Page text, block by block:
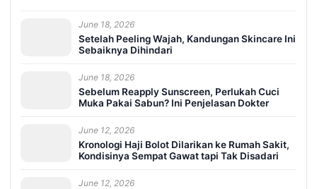
June 18, 2026
Setelah Peeling Wajah, Kandungan Skincare Ini
Sebaiknya Dihindari
June 18, 2026
Sebelum Reapply Sunscreen, Perlukah Cuci
Muka Pakai Sabun? Ini Penjelasan Dokter
June 12, 2026
Kronologi Haji Bolot Dilarikan ke Rumah Sakit,
Kondisinya Sempat Gawat tapi Tak Disadari
June 12, 2026